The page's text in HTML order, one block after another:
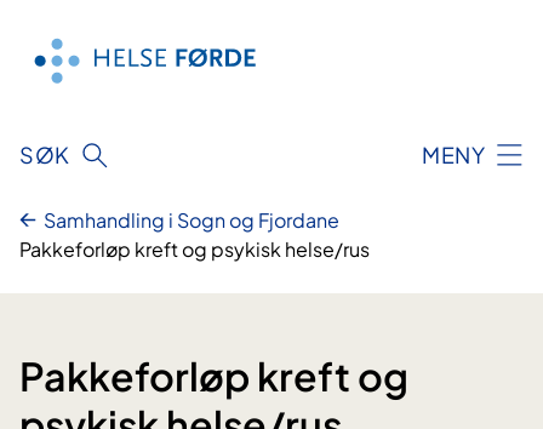
innhald
SØK MENY
Samhandling i Sogn og Fjordane
Pakkeforløp kreft og psykisk helse/rus
Pakkeforløp kreft og